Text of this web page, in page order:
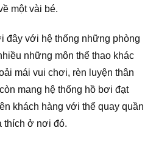
một vài bé.
đây với hệ thống những phòng
những môn thể thao khác
mái vui chơi, rèn luyện thân
mang hệ thống hồ bơi đạt
khách hàng với thể quay quần
thích ở nơi đó.